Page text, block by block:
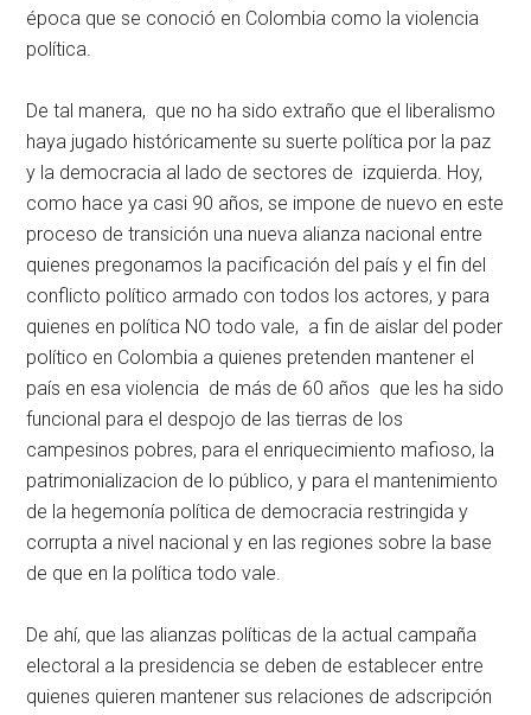
época que se conoció en Colombia como la violencia
política.
De tal manera, que no ha sido extraño que el liberalismo
haya jugado históricamente su suerte política por la paz
y la democracia al lado de sectores de izquierda. Hoy,
como hace ya casi 90 años, se impone de nuevo en este
proceso de transición una nueva alianza nacional entre
quienes pregonamos la pacificación del país y el fin del
conflicto político armado con todos los actores, y para
quienes en política NO todo vale, a fin de aislar del poder
político en Colombia a quienes pretenden mantener el
país en esa violencia de más de 60 años que les ha sido
funcional para el despojo de las tierras de los
campesinos pobres, para el enriquecimiento mafioso, la
patrimonializacion de lo público, y para el mantenimiento
de la hegemonía política de democracia restringida y
corrupta a nivel nacional y en las regiones sobre la base
de que en la política todo vale.
De ahí, que las alianzas políticas de la actual campaña
electoral a la presidencia se deben de establecer entre
quienes quieren mantener sus relaciones de adscripción